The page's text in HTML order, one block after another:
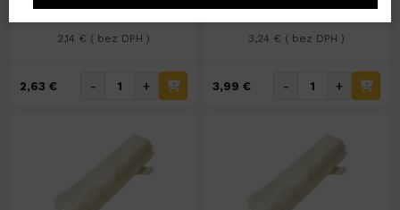
2,63 €
2,14 € ( bez DPH )
2,63 € - +
3,99 €
3,24 € ( bez DPH )
3,99 € - +